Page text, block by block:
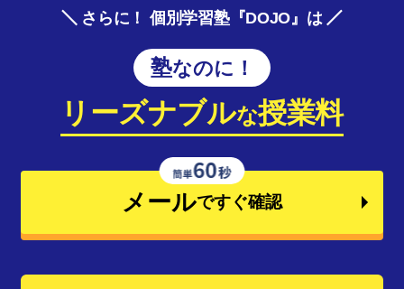
さらに！ 個別学習塾『DOJO』は
塾なのに！
リーズナブルな授業料
メールですぐ確認